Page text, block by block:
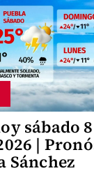
sábado
|
Sánchez